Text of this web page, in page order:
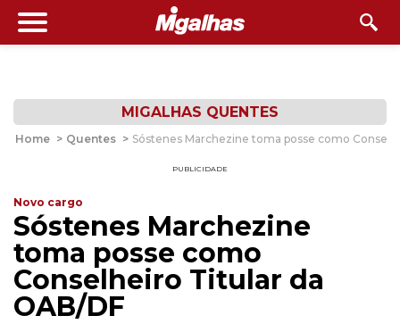
MIGALHAS QUENTES
Home > Quentes > Sóstenes Marchezine toma posse como
PUBLICIDADE
Novo cargo
Sóstenes Marchezine
toma posse como
Conselheiro Titular da
OAB/DF